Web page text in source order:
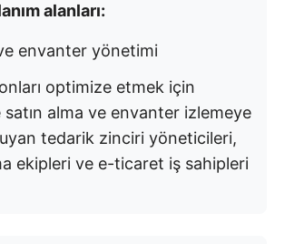
alanları:
envanter yönetimi
optimize etmek için
alma ve envanter izlemeye
tedarik zinciri yöneticileri,
ekipleri ve e-ticaret iş sahipleri